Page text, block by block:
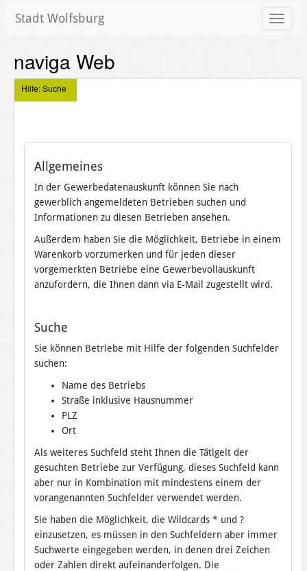
Toggle
Stadt Wolfsburg
naviga Web
Hilfe: Suche
Allgemeines
In der Gewerbedatenauskunft können Sie nach
gewerblich angemeldeten Betrieben suchen und
Informationen zu diesen Betrieben ansehen.
Außerdem haben Sie die Möglichkeit, Betriebe in einem
Warenkorb vorzumerken und für jeden dieser
vorgemerkten Betriebe eine Gewerbevollauskunft
anzufordern, die Ihnen dann via E-Mail zugestellt wird.
Suche
Sie können Betriebe mit Hilfe der folgenden Suchfelder
suchen:
Name des Betriebs
Straße inklusive Hausnummer
PLZ
Ort
Als weiteres Suchfeld steht Ihnen die Tätigeit der
gesuchten Betriebe zur Verfügung, dieses Suchfeld kann
aber nur in Kombination mit mindestens einem der
vorangenannten Suchfelder verwendet werden.
Sie haben die Möglichkeit, die Wildcards * und ?
einzusetzen, es müssen in den Suchfeldern aber immer
Suchwerte eingegeben werden, in denen drei Zeichen
oder Zahlen direkt aufeinanderfolgen. Die